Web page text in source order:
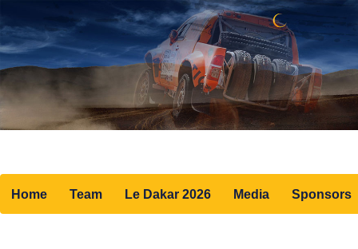
Home Team Le Dakar 2026 Media Sponsors